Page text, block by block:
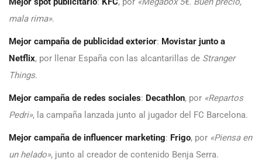
mala rima».
Mejor campaña de publicidad exterior: Movistar junto a
Netflix, por llenar España con las alcantarillas de Stranger
Things.
Mejor campaña de redes sociales: Decathlon, por «Repartos
Pedri», la campaña lanzada junto al jugador del FC Barcelona.
Mejor campaña de influencer marketing: Frigo, por «Piensa en
un helado», junto al creador de contenido Benja Serra.